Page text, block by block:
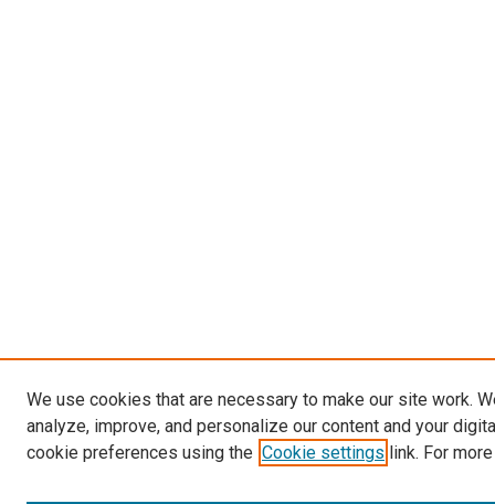
We use cookies that are necessary to make our site work.
analyze, improve, and personalize our content and your
cookie preferences using the Cookie settings link. For